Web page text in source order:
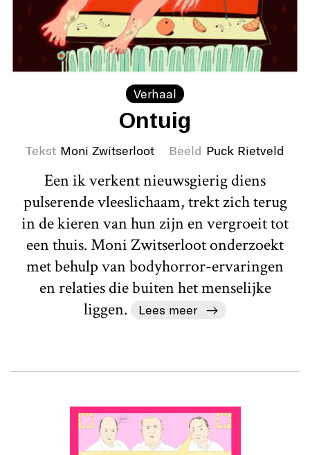
Verhaal
Ontuig
Tekst Moni Zwitserloot Beeld Puck Rietveld
Een ik verkent nieuwsgierig diens
pulserende vleeslichaam, trekt zich terug
in de kieren van hun zijn en vergroeit tot
een thuis. Moni Zwitserloot onderzoekt
met behulp van bodyhorror-ervaringen
en relaties die buiten het menselijke
liggen.
Lees meer